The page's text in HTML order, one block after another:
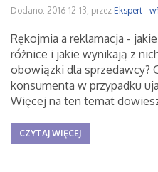
Dodano: 2016-12-13, przez Ekspert -
Rękojmia a reklamacja -
różnice i jakie wynikają z
obowiązki dla sprzedawcy?
konsumenta w przypadku
Więcej na ten temat
CZYTAJ WIĘCEJ